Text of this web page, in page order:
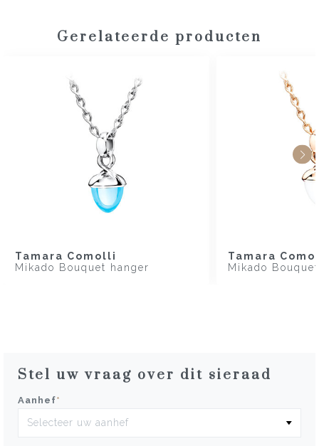
Gerelateerde producten
Tamara Comolli
Mikado Bouquet hanger
Tamara
Mikado
Stel uw vraag over dit sieraad
Aanhef*